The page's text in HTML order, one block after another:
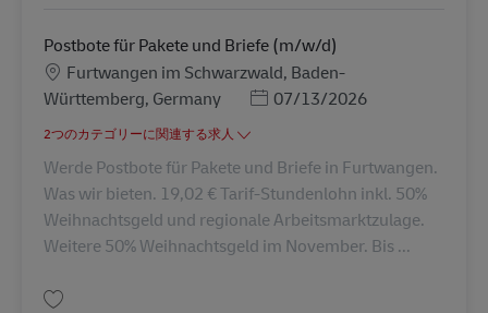
Postbote für Pakete und Briefe (m/w/d)
勤務地
Furtwangen im Schwarzwald, Baden-
Württemberg, Germany
Posted Date
07/13/2026
2つのカテゴリーに関連する求人
Werde Postbote für Pakete und Briefe in Furtwangen.
Was wir bieten. 19,02 € Tarif-Stundenlohn inkl. 50%
Weihnachtsgeld und regionale Arbeitsmarktzulage.
Weitere 50% Weihnachtsgeld im November. Bis ...